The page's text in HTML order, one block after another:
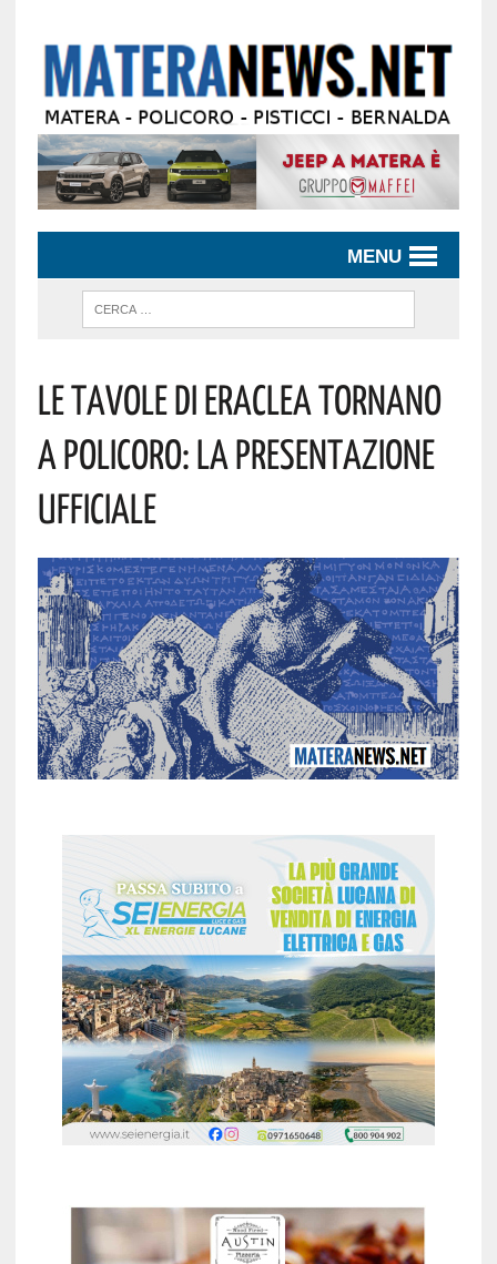
MENU
Le Tavole Di Eraclea Tornano
A Policoro: La Presentazione
Ufficiale